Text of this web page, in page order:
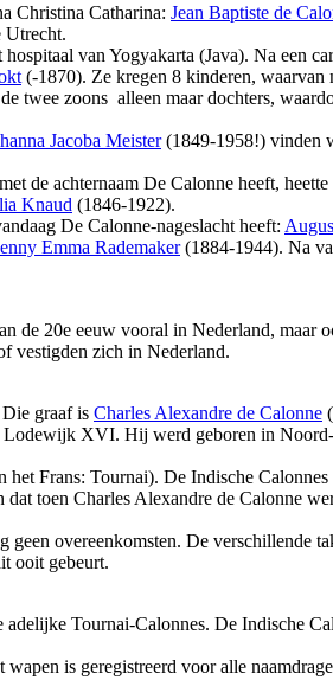
Christina Catharina: Jean Baptiste de
Utrecht.
van Yogyakarta (Java). Na een
(-1870). Ze kregen 8 kinderen, waarvan
twee zoons alleen maar dochters,
Jacoba Meister(1849-1958!) vinden
de achternaam De Calonne heeft, heette
Knaud (1846-1922).
De Calonne-nageslacht heeft:
Emma Rademaker(1884-1944). Na
de 20e eeuw vooral in Nederland, maar
vestigden zich in Nederland.
graaf is Charles Alexandre de Calonne
Lodewijk XVI. Hij werd geboren in
Frans: Tournai). De Indische Calonnes
toen Charles Alexandre de Calonne
overeenkomsten. De verschillende
ooit gebeurt.
Tournai-Calonnes. De Indische
is geregistreerd voor alle